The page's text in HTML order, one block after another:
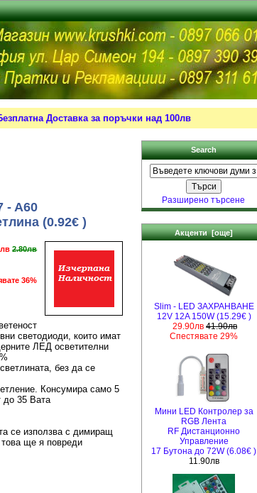
Доставка за поръчки над 100лв
- A60
(0.92€ )
2.80лв
36%
светодиоди, които имат
ЛЕД осветителни
без да се
Консумира само 5
до 35 Вата
се използва с димиращ
това ще я повреди
Search
Разширено търсене
Акценти [още]
Slim - LED ЗАХРАНВАНЕ
12V 12A 150W (15.29€ )
29.90лв 41.90лв
Спестявате 29%
Мини LED Контролер за
RGB Лента
RF Дистанционно
Управление
17 Бутона до 72W (6.08€ )
11.90лв